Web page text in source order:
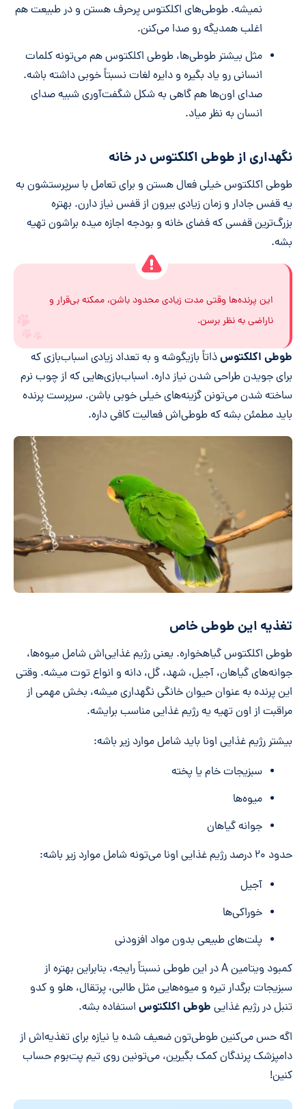
نمیشه. طوطی‌های اکلکتوس پرحرف هستن و در طبیعت هم
اغلب همدیگه رو صدا می‌کنن.
مثل بیشتر طوطی‌ها، طوطی اکلکتوس هم می‌تونه کلمات
انسانی رو یاد بگیره و دایره لغات نسبتاً خوبی داشته باشه.
صدای اون‌ها هم گاهی به شکل شگفت‌آوری شبیه صدای
انسان به نظر میاد.
نگهداری از طوطی اکلکتوس در خانه
طوطی‌ اکلکتوس خیلی فعال هستن و برای تعامل با سرپرستشون به
یه قفس جادار و زمان زیادی بیرون از قفس نیاز دارن. بهتره
بزرگ‌ترین قفسی که فضای خانه و بودجه اجازه میده براشون تهیه
بشه.
این پرنده‌ها وقتی مدت زیادی محدود باشن، ممکنه بی‌قرار و
ناراضی به نظر برسن.
طوطی اکلکتوسذاتاً بازیگوشه و به تعداد زیادی اسباب‌بازی که
برای جویدن طراحی شدن نیاز داره. اسباب‌بازی‌هایی که از چوب نرم
ساخته شدن می‌تونن گزینه‌های خیلی خوبی باشن. سرپرست پرنده
باید مطمئن بشه که طوطی‌اش فعالیت کافی داره.
تغذیه این طوطی خاص
طوطی‌ اکلکتوس گیاهخواره. یعنی رژیم غذایی‌اش شامل میوه‌ها،
جوانه‌های گیاهان، آجیل، شهد، گل، دانه و انواع توت میشه. وقتی
این پرنده به عنوان حیوان خانگی نگهداری میشه، بخش مهمی از
مراقبت از اون تهیه یه رژیم غذایی مناسب برایشه.
بیشتر رژیم غذایی اونا باید شامل موارد زیر باشه:
سبزیجات خام یا پخته
میوه‌ها
جوانه گیاهان
حدود ۲۰ درصد رژیم غذایی اونا می‌تونه شامل موارد زیر باشه:
آجیل
خوراکی‌ها
پلت‌های طبیعی بدون مواد افزودنی
کمبود ویتامین A در این طوطی نسبتاً رایجه، بنابراین بهتره از
سبزیجات برگدار تیره و میوه‌هایی مثل طالبی، پرتقال، هلو و کدو
تنبل در رژیم غذایی طوطی اکلکتوس استفاده بشه.
اگه حس می‌کنین طوطی‌تون ضعیف شده یا نیازه برای تغذیه‌اش از
دامپزشک پرندگان کمک بگیرین، می‌تونین روی تیم پت‌بوم حساب
کنین!